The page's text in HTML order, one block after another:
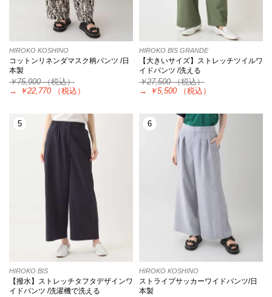
HIROKO KOSHINO
コットンリネンダマスク柄パンツ /日
本製
￥75,900（税込）
→
￥22,770 （税込）
HIROKO BIS GRANDE
【大きいサイズ】ストレッチツイルワ
イドパンツ /洗える
￥27,500（税込）
→
￥5,500 （税込）
5
HIROKO BIS
【撥水】ストレッチタフタデザインワ
イドパンツ /洗濯機で洗える
6
HIROKO KOSHINO
ストライプサッカーワイドパンツ/日
本製